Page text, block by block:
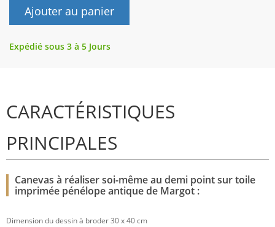
Ajouter au panier
Expédié sous 3 à 5 Jours
CARACTÉRISTIQUES
PRINCIPALES
Canevas à réaliser soi-même au demi point sur toile
imprimée pénélope antique de Margot :
Dimension du dessin à broder 30 x 40 cm